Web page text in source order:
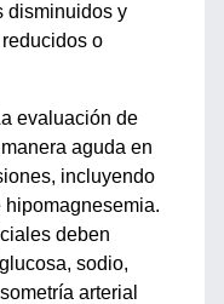
disminuidos y
o
evaluación de
aguda en
incluyendo
deben
sodio,
arterial